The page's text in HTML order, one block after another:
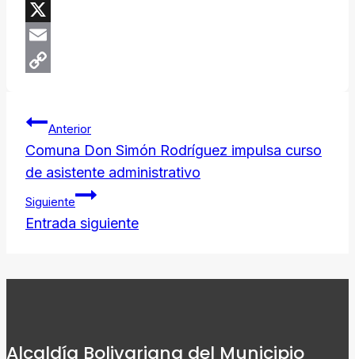
Threads
X
Email
Navegación
de
entradas
Anterior
Comuna Don Simón Rodríguez impulsa curso
de asistente administrativo
Siguiente
Entrada siguiente
Alcaldía Bolivariana del Municipio